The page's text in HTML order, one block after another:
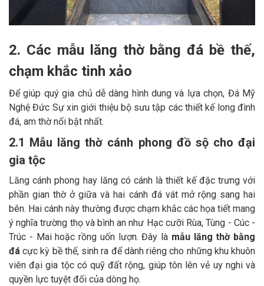
2. Các mẫu lăng thờ bằng đá bề thế,
chạm khắc tinh xảo
Để giúp quý gia chủ dễ dàng hình dung và lựa chọn, Đá Mỹ
Nghệ Đức Sự xin giới thiệu bộ sưu tập các thiết kế long đình
đá, am thờ nổi bật nhất.
2.1 Mẫu lăng thờ cánh phong đồ sộ cho đại
gia tộc
Lăng cánh phong hay lăng có cánh là thiết kế đặc trưng với
phần gian thờ ở giữa và hai cánh đá vát mở rộng sang hai
bên. Hai cánh này thường được chạm khắc các họa tiết mang
ý nghĩa trường thọ và bình an như Hạc cưỡi Rùa, Tùng - Cúc -
Trúc - Mai hoặc rồng uốn lượn. Đây là mẫu lăng thờ bằng
đá cực kỳ bề thế, sinh ra để dành riêng cho những khu khuôn
viên đại gia tộc có quỹ đất rộng, giúp tôn lên vẻ uy nghi và
quyền lực tuyệt đối của dòng họ.